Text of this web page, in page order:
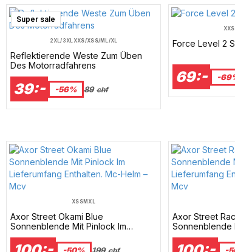
Super sale
2XL/3XL XXS/XS S/M L/XL
Reflektierende Weste Zum Üben
Des Motorradfahrens
39:- -56% 89 chf
Force Level 2
69:- -
XS S M XL
Axor Street Okami Blue
Sonnenblende Mit Pinlock Im
Lieferumfang Enthalten. Mc-Helm –
Mcv
Axor Street
Sonnenblende
Lieferumfang
Mcv